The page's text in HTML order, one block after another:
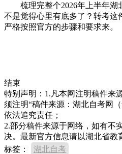
梳理完整个2026年上半年湖
不是觉得心里有底多了？转考这
严格按照官方的步骤和要求来。
结束
特别声明：1.凡本网注明稿件来
须注明“稿件来源：湖北自考网
依法追究责任；
2.部分稿件来源于网络，如有不
决。最新官方信息请以湖北省教
标签：
湖北自考